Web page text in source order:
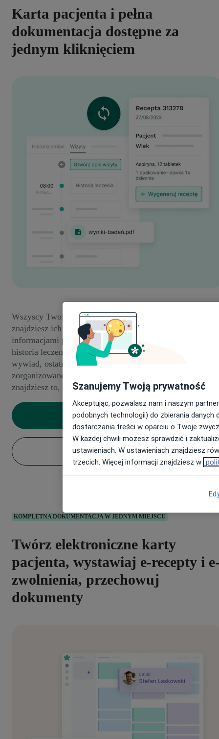
Karta pacjenta i pełna
dokumentacja dostępne za
jednym kliknięciem
Wszyscy Twoi pacjenci będą mieli profil, w którym
znajdziesz ich pełną dokumentację. Zapoznaj się z
informacjami przed wizytą, takimi jak przyczyna i
historia leczenia. Sprawdź przeszłe spotkania, dokumenty,
wywiad, ostatnie rozmowy i finanse. Wszystko jest
zorganizowane według sekcji, dzięki czemu z łatwością
znajdziesz to, czego szukasz.
Aktywuj swój panel
Umów demo
KOMPLETNA DOKUMENTACJA W JEDNYM MIEJSCU
Twórz elektroniczne karty
pacjenta, wystawiaj e-recepty i
zwolnienia, przechowuj
dokumenty
Szanujemy Twoją prywatność
Akceptując, pozwalasz nam i naszym
podobnych technologii) do zbierania
dostarczania treści w oparciu o Twoje
W każdej chwili możesz sprawdzić i
ustawieniach. W ustawieniach znajdziesz
trzecich. Więcej informacji znajdziesz w